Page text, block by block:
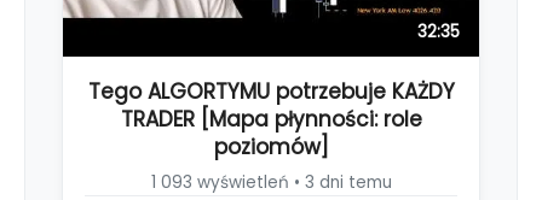
32:35
Tego ALGORTYMU potrzebuje KAŻDY
TRADER [Mapa płynności: role
poziomów]
1 093 wyświetleń • 3 dni temu